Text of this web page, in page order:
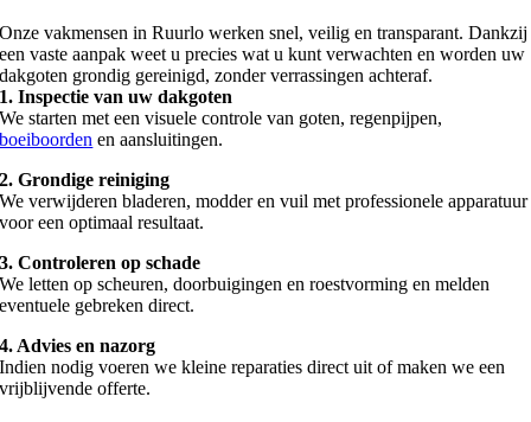
Onze vakmensen in Ruurlo werken snel, veilig en transparant. Dankzij
een vaste aanpak weet u precies wat u kunt verwachten en worden uw
dakgoten grondig gereinigd, zonder verrassingen achteraf.
1. Inspectie van uw dakgoten
We starten met een visuele controle van goten, regenpijpen,
boeiboorden en aansluitingen.
2. Grondige reiniging
We verwijderen bladeren, modder en vuil met professionele apparatuur
voor een optimaal resultaat.
3. Controleren op schade
We letten op scheuren, doorbuigingen en roestvorming en melden
eventuele gebreken direct.
4. Advies en nazorg
Indien nodig voeren we kleine reparaties direct uit of maken we een
vrijblijvende offerte.